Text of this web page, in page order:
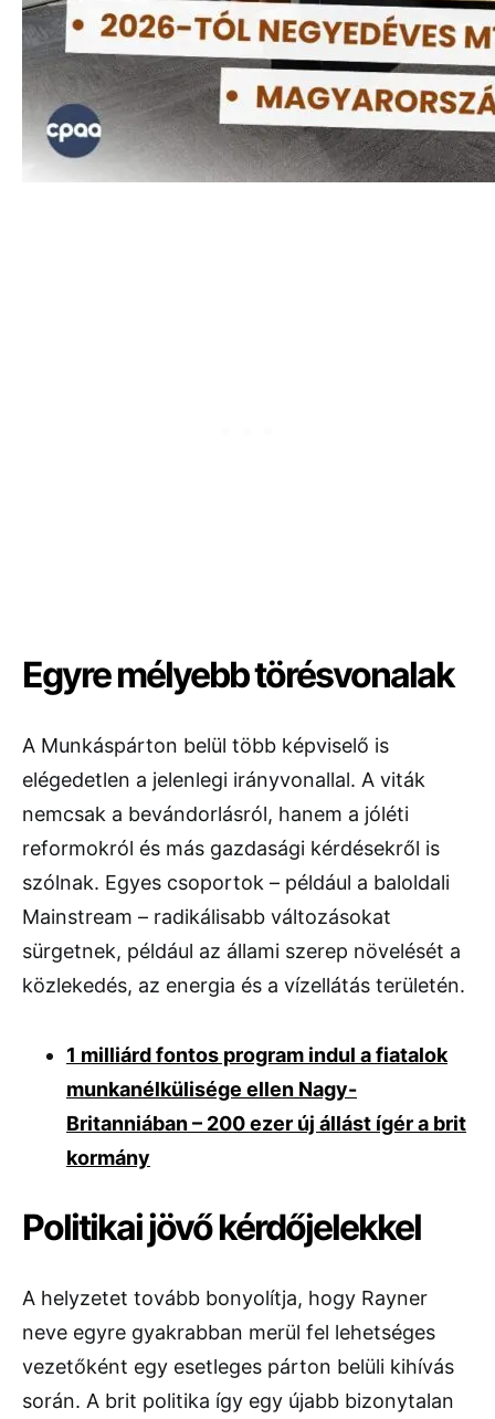
Egyre mélyebb törésvonalak
A Munkáspárton belül több képviselő is
elégedetlen a jelenlegi irányvonallal. A viták
nemcsak a bevándorlásról, hanem a jóléti
reformokról és más gazdasági kérdésekről is
szólnak. Egyes csoportok – például a baloldali
Mainstream – radikálisabb változásokat
sürgetnek, például az állami szerep növelését a
közlekedés, az energia és a vízellátás területén.
1 milliárd fontos program indul a fiatalok
munkanélkülisége ellen Nagy-
Britanniában – 200 ezer új állást ígér a brit
kormány
Politikai jövő kérdőjelekkel
A helyzetet tovább bonyolítja, hogy Rayner
neve egyre gyakrabban merül fel lehetséges
vezetőként egy esetleges párton belüli kihívás
során. A brit politika így egy újabb bizonytalan